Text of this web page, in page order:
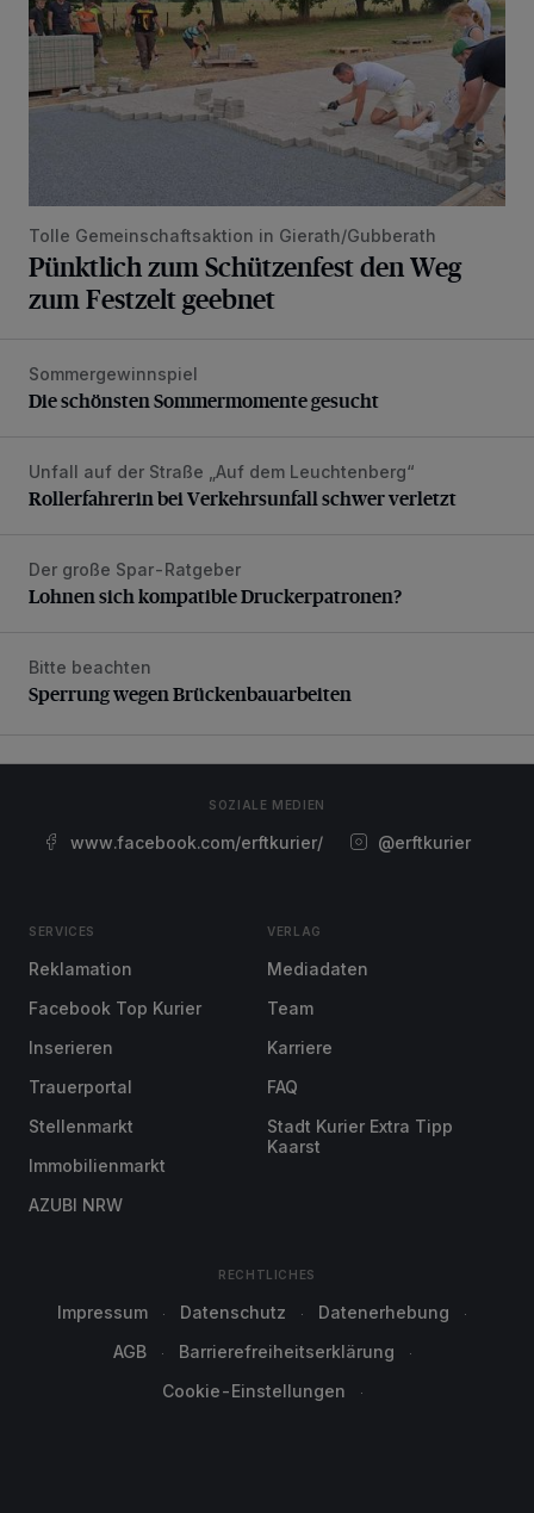
Tolle Gemeinschaftsaktion in Gierath/Gubberath
Pünktlich zum Schützenfest den Weg
zum Festzelt geebnet
Die schönsten Sommermomente gesucht
Sommergewinnspiel
Die schönsten Sommermomente gesucht
Rollerfahrerin bei Verkehrsunfall schwer verletzt
Unfall auf der Straße „Auf dem Leuchtenberg“
Rollerfahrerin bei Verkehrsunfall schwer verletzt
Lohnen sich kompatible Druckerpatronen?
Der große Spar-Ratgeber
Lohnen sich kompatible Druckerpatronen?
Sperrung wegen Brückenbauarbeiten
Bitte beachten
Sperrung wegen Brückenbauarbeiten
SOZIALE MEDIEN
www.facebook.com/erftkurier/ @erftkurier
SERVICES
Reklamation
Facebook Top Kurier
Inserieren
Trauerportal
Stellenmarkt
Immobilienmarkt
AZUBI NRW
VERLAG
Mediadaten
Team
Karriere
FAQ
Stadt Kurier Extra Tipp
Kaarst
RECHTLICHES
Impressum Datenschutz
Datenerhebung
AGB
Barrierefreiheitserklärung
Cookie-Einstellungen